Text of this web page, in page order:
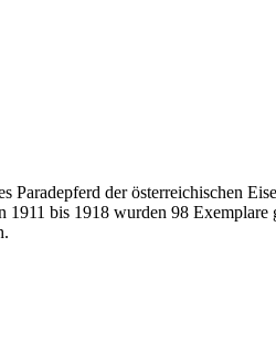
der österreichischen
bis 1918 wurden 98